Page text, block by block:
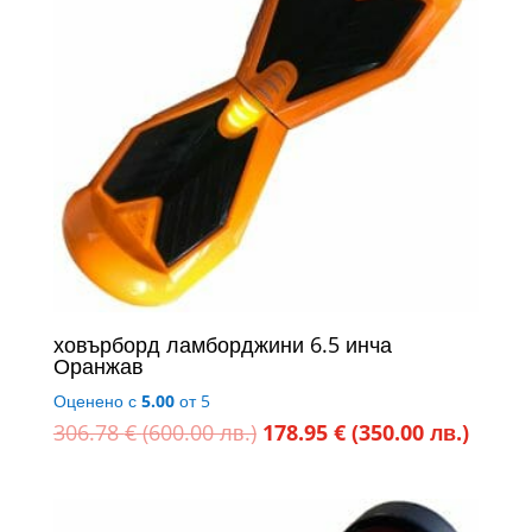
ховърборд ламборджини 6.5 инча
Оранжав
Оценено с 5.00от 5
306.78€ (600.00 лв.) Original
178.95 € (350.00 лв.)